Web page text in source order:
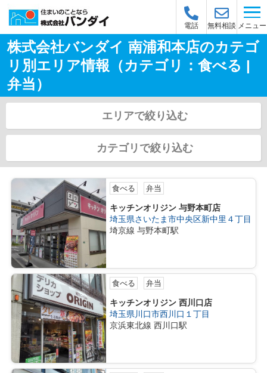
電話 無料相談 メニュー
株式会社バンダイ 南浦和本店のカテゴ
リ別エリア情報（カテゴリ：食べる |
弁当）
エリアで絞り込む
カテゴリで絞り込む
食べる 弁当
キッチンオリジン 与野本町店
埼玉県さいたま市中央区新中里４丁目
埼京線 与野本町駅
食べる 弁当
キッチンオリジン 西川口店
埼玉県川口市西川口１丁目
京浜東北線 西川口駅